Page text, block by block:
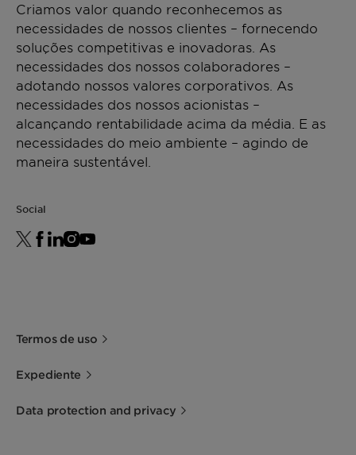
Criamos valor quando reconhecemos as
necessidades de nossos clientes – fornecendo
soluções competitivas e inovadoras. As
necessidades dos nossos colaboradores –
adotando nossos valores corporativos. As
necessidades dos nossos acionistas –
alcançando rentabilidade acima da média. E as
necessidades do meio ambiente – agindo de
maneira sustentável.
Social
Termos de uso
Expediente
Data protection and privacy